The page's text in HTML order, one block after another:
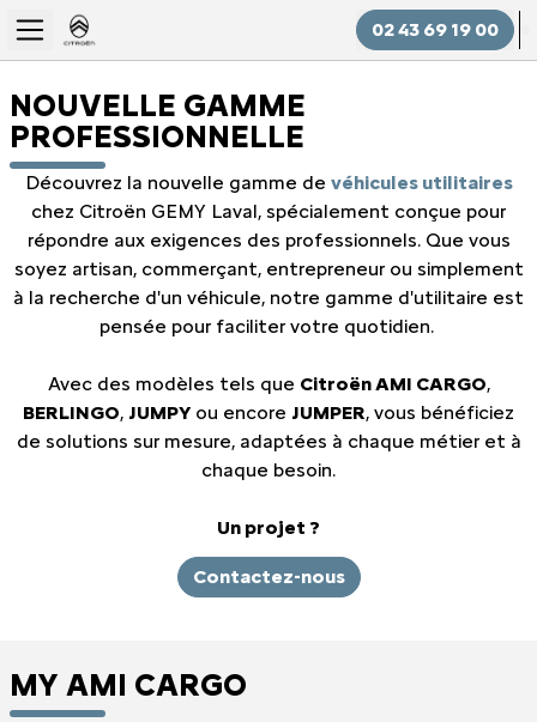
02 43 69 19 00
NOUVELLE GAMME
PROFESSIONNELLE
Découvrez la nouvelle gamme de véhicules utilitaires
chez Citroën GEMY Laval, spécialement conçue pour
répondre aux exigences des professionnels. Que vous
soyez artisan, commerçant, entrepreneur ou simplement
à la recherche d'un véhicule, notre gamme d'utilitaire est
pensée pour faciliter votre quotidien.
Avec des modèles tels que Citroën AMI CARGO,
BERLINGO, JUMPY ou encore JUMPER, vous bénéficiez
de solutions sur mesure, adaptées à chaque métier et à
chaque besoin.
Un projet ?
Contactez-nous
MY AMI CARGO